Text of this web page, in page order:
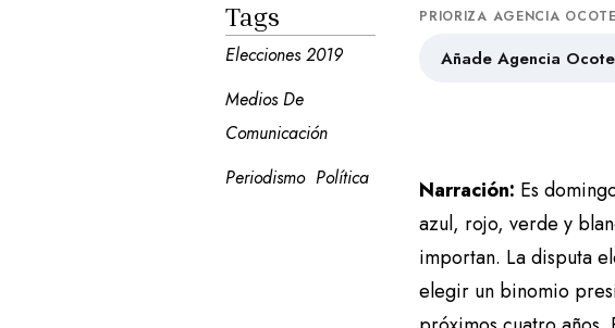
Tags
Elecciones 2019
Medios De
Comunicación
Periodismo Política
PRIORIZA AGENCIA
Añade Agencia
Narración: Es
azul, rojo, verde y
importan. La disputa
elegir un binomio